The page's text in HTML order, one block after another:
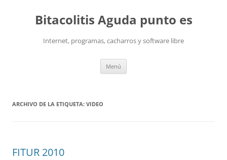
contenidoBitacolitis Aguda punto es
Internet, programas, cacharros y software libre
Menú
ARCHIVO DE LA ETIQUETA: VIDEO
FITUR 2010